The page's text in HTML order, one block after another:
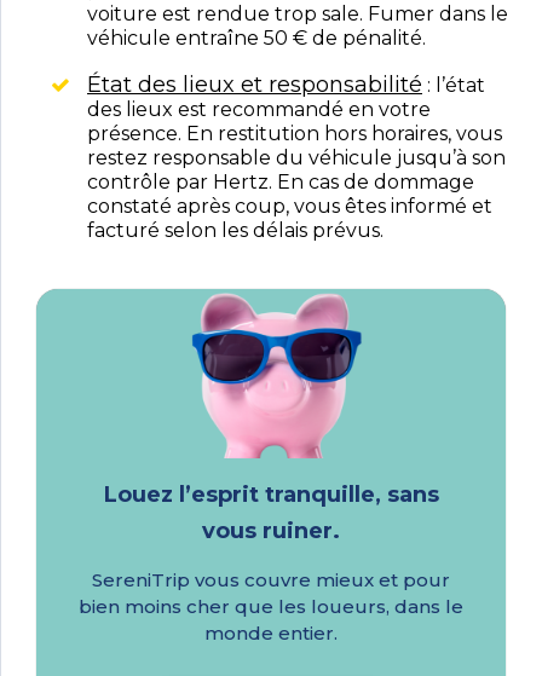
voiture est rendue trop sale. Fumer dans le
véhicule entraîne 50 € de pénalité.
État des lieux et responsabilité : l’état
des lieux est recommandé en votre
présence. En restitution hors horaires, vous
restez responsable du véhicule jusqu’à son
contrôle par Hertz. En cas de dommage
constaté après coup, vous êtes informé et
facturé selon les délais prévus.
Louez l’esprit tranquille, sans
vous ruiner.
SereniTrip vous couvre mieux et pour
bien moins cher que les loueurs, dans le
monde entier.